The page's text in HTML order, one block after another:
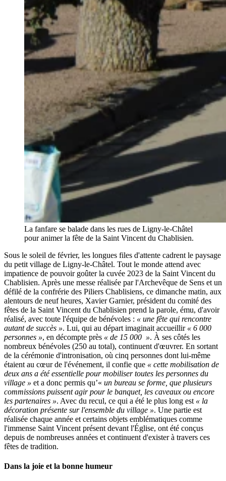
La fanfare se balade dans les rues de Ligny-le-Châtel
pour animer la fête de la Saint Vincent du Chablisien.
Sous le soleil de février, les longues files d'attente cadrent le paysage
du petit village de Ligny-le-Châtel. Tout le monde attend avec
impatience de pouvoir goûter la cuvée 2023 de la Saint Vincent du
Chablisien. Après une messe réalisée par l'Archevêque de Sens et un
défilé de la confrérie des Piliers Chablisiens, ce dimanche matin, aux
alentours de neuf heures, Xavier Garnier, président du comité des
fêtes de la Saint Vincent du Chablisien prend la parole, ému, d'avoir
réalisé, avec toute l'équipe de bénévoles : « une fête qui rencontre
autant de succès ». Lui, qui au départ imaginait accueillir « 6 000
personnes », en décompte près « de 15 000 ». À ses côtés les
nombreux bénévoles (250 au total), continuent d'œuvrer. En sortant
de la cérémonie d'intronisation, où cinq personnes dont lui-même
étaient au cœur de l'événement, il confie que « cette mobilisation de
deux ans a été essentielle pour mobiliser toutes les personnes du
village » et a donc permis qu’« un bureau se forme, que plusieurs
commissions puissent agir pour le banquet, les caveaux ou encore
les partenaires ». Avec du recul, ce qui a été le plus long est « la
décoration présente sur l'ensemble du village ». Une partie est
réalisée chaque année et certains objets emblématiques comme
l'immense Saint Vincent présent devant l'Église, ont été conçus
depuis de nombreuses années et continuent d'exister à travers ces
fêtes de tradition.
Dans la joie et la bonne humeur